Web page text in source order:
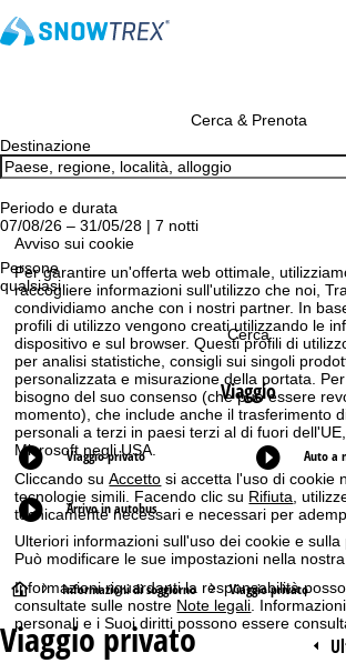
Avviso sui cookie
Per garantire un'offerta web ottimale,
raccogliere informazioni sull'utilizzo che noi,
condividiamo anche con i nostri partner. In
profili di utilizzo vengono creati utilizzando le
dispositivo e sul browser. Questi profili di
per analisi statistiche, consigli sui singoli
personalizzata e misurazione della portata.
bisogno del suo consenso (che può essere
momento), che include anche il trasferimento
personali a terzi in paesi terzi al di fuori
Microsoft negli USA.
Cliccando suAccetto si accetta l'uso di cookie
tecnologie simili. Facendo clic su Rifiuta ,
tecnicamente necessari e necessari per
Ulteriori informazioni sull'uso dei cookie e sulla
Può modificare le sue impostazioni nella
Informazioni riguardanti la responsabilità
consultate sulle nostre Note legali .
personali e i Suoi diritti possono essere
Cerca & Prenota
Destinazione
Periodo e durata
07/08/26 – 31/05/28 | 7 notti
Persone
qualsiasi
Cerca
Viaggio
Viaggio privato Auto a
Arrivo in autobus
H
o
Informazioni di soggiorno Viaggio privato
Viaggio privato